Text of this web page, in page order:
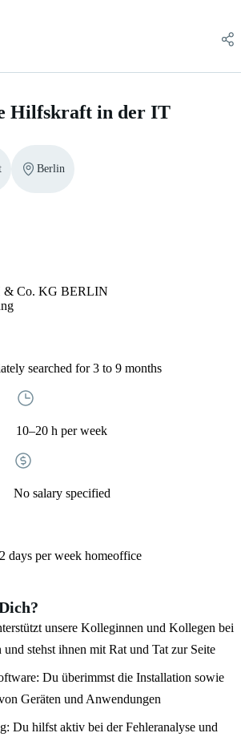
Hilfskraft in der IT
Berlin
Co. KG BERLIN
searched for 3 to 9 months
10–20 h per week
No salary specified
days per week homeoffice
unsere Kolleginnen und Kollegen bei
stehst ihnen mit Rat und Tat zur Seite
Du überimmst die Installation sowie
Geräten und Anwendungen
Du hilfst aktiv bei der Fehleranalyse und